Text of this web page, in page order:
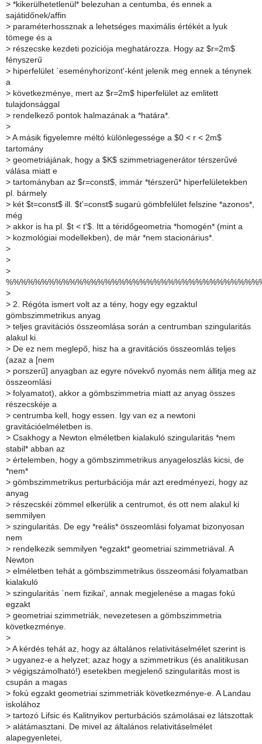
> *kikerülhetetlenül* belezuhan a centumba, és ennek a
sajátidőnek/affin
> paraméterhossznak a lehetséges maximális értékét a lyuk
tömege és a
> részecske kezdeti poziciója meghatározza. Hogy az $r=2m$
fényszerű
> hiperfelület `eseményhorizont'-ként jelenik meg ennek a ténynek
a
> következménye, mert az $r=2m$ hiperfelület az emlitett
tulajdonsággal
> rendelkező pontok halmazának a *határa*.
>
> A másik figyelemre méltó különlegessége a $0 < r < 2m$
tartomány
> geometriájának, hogy a $K$ szimmetriagenerátor térszerűvé
válása miatt e
> tartományban az $r=const$, immár *térszerű* hiperfelületekben
pl. bármely
> két $t=const$ ill. $t'=const$ sugarú gömbfelület felszine *azonos*,
még
> akkor is ha pl. $t < t'$. Itt a téridőgeometria *homogén* (mint a
> kozmológiai modellekben), de már *nem stacionárius*.
>
>
>
>
> 2. Régóta ismert volt az a tény, hogy egy egzaktul
gömbszimmetrikus anyag
> teljes gravitációs összeomlása során a centrumban szingularitás
alakul ki.
> De ez nem meglepő, hisz ha a gravitációs összeomlás teljes
(azaz a [nem
> porszerű] anyagban az egyre növekvő nyomás nem állitja meg az
összeomlási
> folyamatot), akkor a gömbszimmetria miatt az anyag összes
részecskéje a
> centrumba kell, hogy essen. Igy van ez a newtoni
gravitációelméletben is.
> Csakhogy a Newton elméletben kialakuló szingularitás *nem
stabil* abban az
> értelemben, hogy a gömbszimmetrikus anyageloszlás kicsi, de
*nem*
> gömbszimmetrikus perturbációja már azt eredményezi, hogy az
anyag
> részecskéi zömmel elkerülik a centrumot, és ott nem alakul ki
semmilyen
> szingularitás. De egy *reális* összeomlási folyamat bizonyosan
nem
> rendelkezik semmilyen *egzakt* geometriai szimmetriával. A
Newton
> elméletben tehát a gömbszimmetrikus összeomási folyamatban
kialakuló
> szingularitás `nem fizikai', annak megjelenése a magas fokú
egzakt
> geometriai szimmetriák, nevezetesen a gömbszimmetria
következménye.
>
> A kérdés tehát az, hogy az általános relativitáselmélet szerint is
> ugyanez-e a helyzet; azaz hogy a szimmetrikus (és analitikusan
> végigszámolható!) esetekben megjelenő szingularitás most is
csupán a magas
> fokú egzakt geometriai szimmetriák következménye-e. A Landau
iskolához
> tartozó Lifsic és Kalitnyikov perturbációs számolásai ez látszottak
> alátámasztani. De mivel az általános relativitáselmélet
alapegyenletei,